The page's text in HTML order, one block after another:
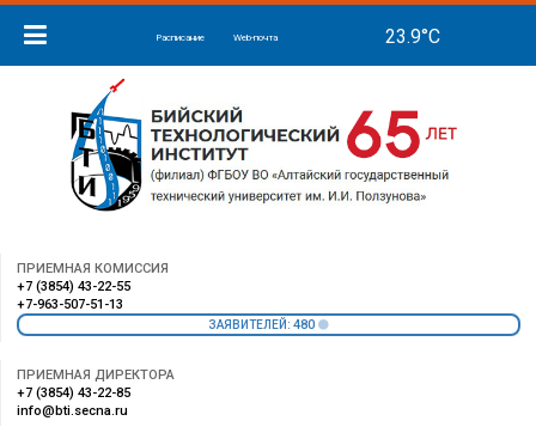
Расписание Web-почта
ПРИЕМНАЯ КОМИССИЯ
+7 (3854) 43-22-55
+7-963-507-51-13
ЗАЯВИТЕЛЕЙ: 480
ПРИЕМНАЯ ДИРЕКТОРА
+7 (3854) 43-22-85
info@bti.secna.ru